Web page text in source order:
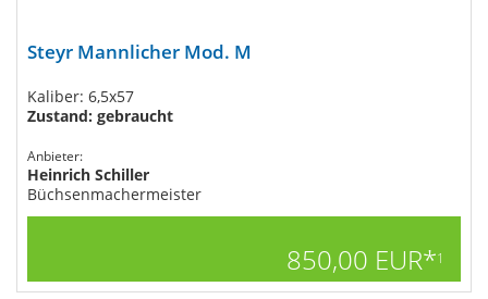
Steyr Mannlicher Mod. M
Kaliber: 6,5x57
Zustand: gebraucht
Anbieter:
Heinrich Schiller
Büchsenmachermeister
850,00 EUR*1